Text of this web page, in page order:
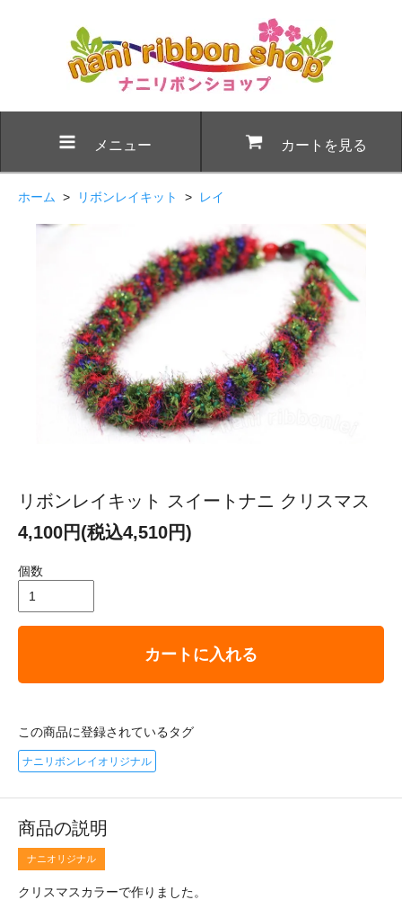
メニュー カートを見る
ホーム > リボンレイキット > レイ
リボンレイキット スイートナニ クリスマス
4,100円(税込4,510円)
個数
カートに入れる
この商品に登録されているタグ
ナニリボンレイオリジナル
商品の説明
ナニオリジナル
クリスマスカラーで作りました。